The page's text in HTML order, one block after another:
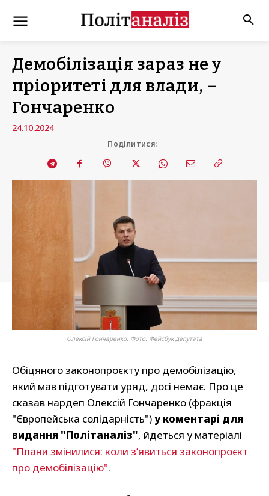
Демобілізація зараз не у
пріоритеті для влади, –
Гончаренко
24.10.2024
Поділитися:
Олексій Гончаренко. Фото: Фейсбук депутата
Обіцяного законопроєкту про демобілізацію,
який мав підготувати уряд, досі немає. Про це
сказав нардеп Олексій Гончаренко (фракція
"Європейська солідарність")у коментарі для
видання "Політаналіз", йдеться у матеріалі
"Плани змінилися: коли з’явиться законопроєкт
про демобілізацію".